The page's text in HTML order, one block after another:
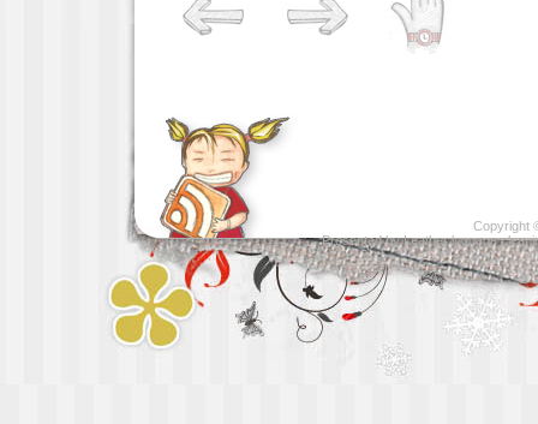
Copyright
Presented byLeather luggage